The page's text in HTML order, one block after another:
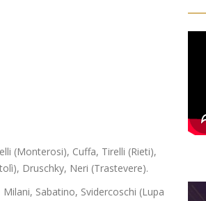
(Monterosi), Cuffa, Tirelli (Rieti),
Druschky, Neri (Trastevere).
Sabatino, Svidercoschi (Lupa